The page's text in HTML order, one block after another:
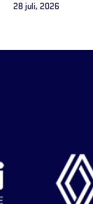
28 juli, 2026